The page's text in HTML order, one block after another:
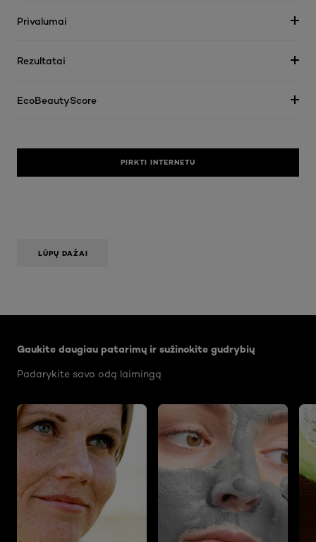
Privalumai
Rezultatai
EcoBeautyScore
PIRKTI INTERNETU
LŪPŲ DAŽAI
Gaukite daugiau patarimų ir sužinokite gudrybių
Padarykite savo odą laimingą